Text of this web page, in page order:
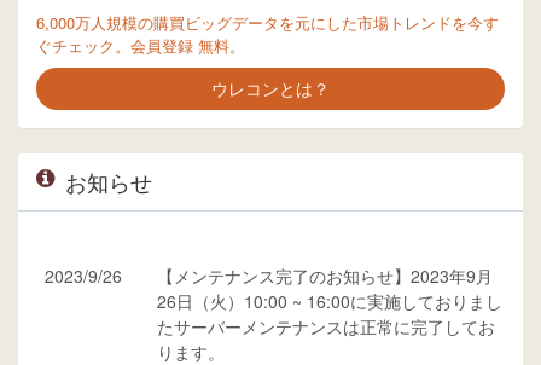
6,000万人規模の購買ビッグデータを元にした市場トレンドを今す
ぐチェック。会員登録 無料。
ウレコンとは？
お知らせ
2023/9/26
【メンテナンス完了のお知らせ】2023年9月
26日（火）10:00 ~ 16:00に実施しておりまし
たサーバーメンテナンスは正常に完了してお
ります。